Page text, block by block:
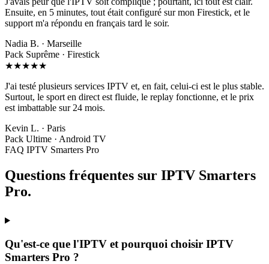
Ensuite, en 5 minutes, tout était configuré sur mon Firestick, et le
support m'a répondu en français tard le soir.
Nadia B. · Marseille
Pack Suprême · Firestick
★★★★★
J'ai testé plusieurs services IPTV et, en fait, celui-ci est le plus stable.
Surtout, le sport en direct est fluide, le replay fonctionne, et le prix
est imbattable sur 24 mois.
Kevin L. · Paris
Pack Ultime · Android TV
FAQ IPTV Smarters Pro
Questions fréquentes sur IPTV Smarters
Pro.
Qu'est-ce que l'IPTV et pourquoi choisir IPTV
Smarters Pro ?